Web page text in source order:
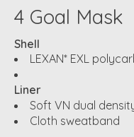
4 Goal Mask
Shell
LEXAN* EXL
Liner
Soft VN dual
Cloth sweatband